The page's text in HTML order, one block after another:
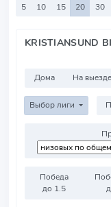
5 10 15 20 30
KRISTIANSUND
Дома На выезде
Выбор лиги
Победа
до 1.5